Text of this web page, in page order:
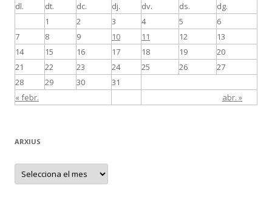
dl.
dt. dc. dj. dv. ds. dg.
« febr. abr. »
1 2 3 4 5
6
7
8 9 10 11 12
13
14
15 16 17 18 19
20
21
22 23 24 25 26
27
28
29 30 31
ARXIUS
A
x